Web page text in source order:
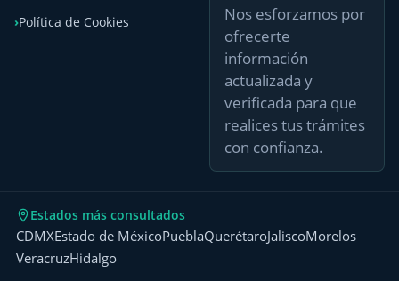
Política de Cookies
Nos esforzamos por
ofrecerte
información
actualizada y
verificada para que
realices tus trámites
con confianza.
Estados más consultados
CDMXEstado de MéxicoPueblaQuerétaroJaliscoMorelos
VeracruzHidalgo